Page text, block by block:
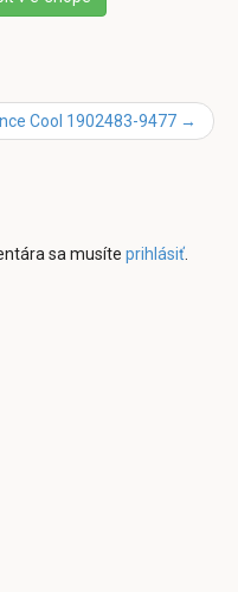
Cool 1902483-9477 →
sa musíte prihlásiť